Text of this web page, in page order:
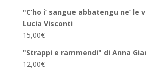
"C’ho i’ sangue abbatengu ne’ le
Lucia Visconti
15,00€
"Strappi e rammendi" di Anna
12,00€